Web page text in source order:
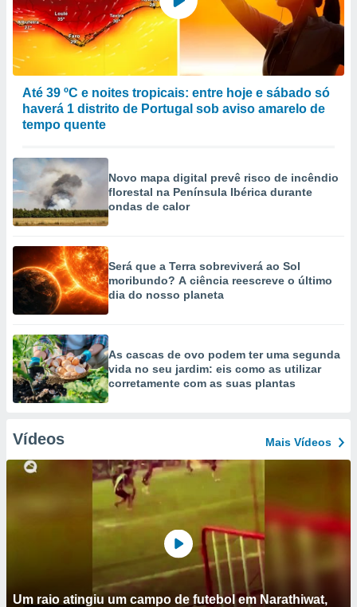
Até 39 ºC e noites tropicais: entre hoje e sábado só
haverá 1 distrito de Portugal sob aviso amarelo de
tempo quente
Novo mapa digital prevê risco de incêndio
florestal na Península Ibérica durante
ondas de calor
Será que a Terra sobreviverá ao Sol
moribundo? A ciência reescreve o último
dia do nosso planeta
As cascas de ovo podem ter uma segunda
vida no seu jardim: eis como as utilizar
corretamente com as suas plantas
Vídeos Mais Vídeos
Um raio atingiu um campo de futebol em Narathiwat,